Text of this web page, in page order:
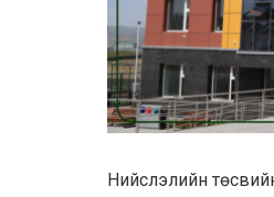
Нийслэлийн